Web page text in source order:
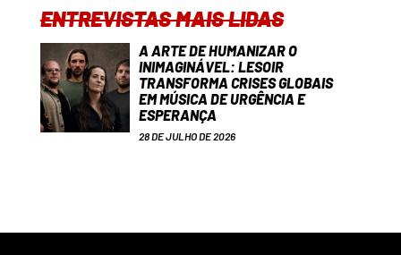
ENTREVISTAS MAIS LIDAS
A ARTE DE HUMANIZAR O
INIMAGINÁVEL: LESOIR
TRANSFORMA CRISES GLOBAIS
EM MÚSICA DE URGÊNCIA E
ESPERANÇA
28 DE JULHO DE 2026